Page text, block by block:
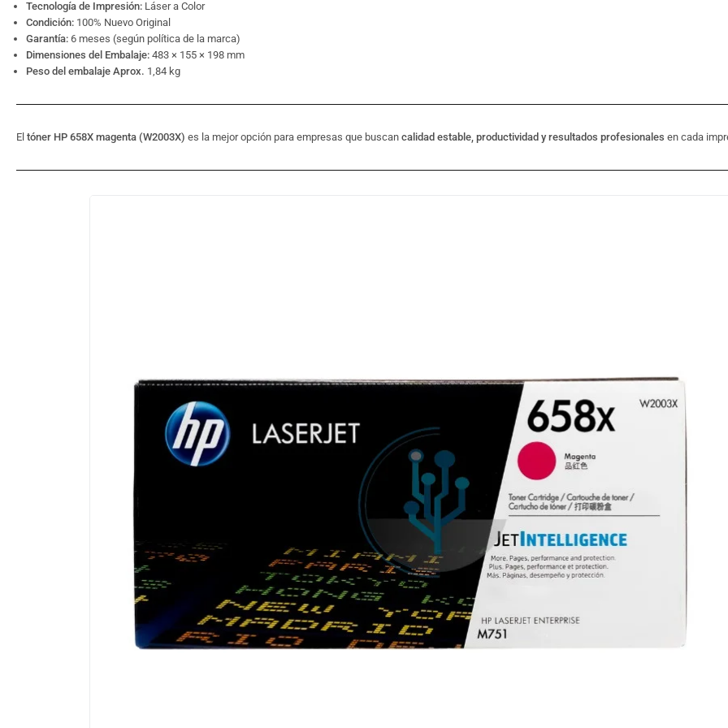
Tecnología de Impresión: Láser a Color
Condición: 100% Nuevo Original
Garantía: 6 meses (según política de la marca)
Dimensiones del Embalaje: 483 × 155 × 198 mm
Peso del embalaje Aprox. 1,84 kg
El tóner HP 658X magenta (W2003X) es la mejor opción para empresas que buscan calidad estable, productividad y resultados profesionales en cada